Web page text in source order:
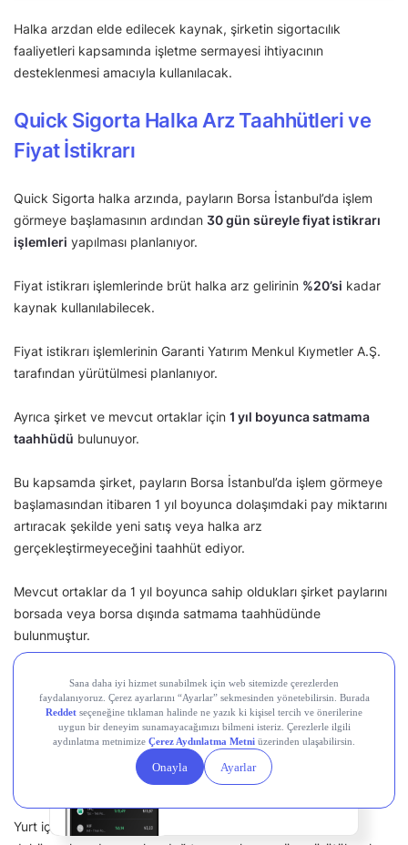
Halka arzdan elde edilecek kaynak, şirketin sigortacılık
faaliyetleri kapsamında işletme sermayesi ihtiyacının
desteklenmesi amacıyla kullanılacak.
Quick Sigorta Halka Arz Taahhütleri ve
Fiyat İstikrarı
Quick Sigorta halka arzında, payların Borsa İstanbul’da işlem
görmeye başlamasının ardından 30 gün süreyle fiyat istikrarı
işlemleri yapılması planlanıyor.
Fiyat istikrarı işlemlerinde brüt halka arz gelirinin %20’si kadar
kaynak kullanılabilecek.
Fiyat istikrarı işlemlerinin Garanti Yatırım Menkul Kıymetler A.Ş.
tarafından yürütülmesi planlanıyor.
Ayrıca şirket ve mevcut ortaklar için 1 yıl boyunca satmama
taahhüdü bulunuyor.
Bu kapsamda şirket, payların Borsa İstanbul’da işlem görmeye
başlamasından itibaren 1 yıl boyunca dolaşımdaki pay miktarını
artıracak şekilde yeni satış veya halka arz
gerçekleştirmeyeceğini taahhüt ediyor.
Mevcut ortaklar da 1 yıl boyunca sahip oldukları şirket paylarını
borsada veya borsa dışında satmama taahhüdünde
bulunmuştur.
Quick Sigorta Halka Arzı Eşit mi, Oransal
mı?
Quick Sigorta halka arzında yurt içi bireysel yatırımcılar için
yöntemi uygulanacak.
Yurt içi kurumsal yatırımcılar için tahsisat süreci halka arz
En çok kazandıran
bakır fonları
Midas'ta.
Hemen indir, dakikalar
içinde yatırıma başla.